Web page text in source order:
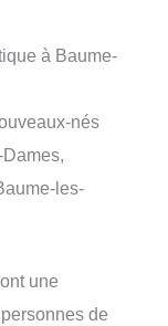
à Baume-
nés
les-
une
de